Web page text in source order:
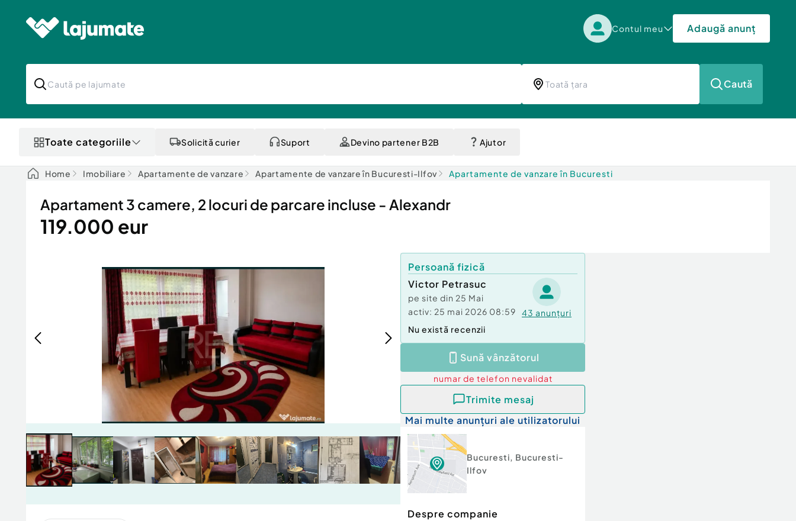
Contul meu Adaugă anunț
Caută
Toate categoriile Solicită curier Suport Devino partener B2B Ajutor
Home Imobiliare Apartamente de vanzare Apartamente de vanzare în Bucuresti-Ilfov Apartamente de vanzare în Bucuresti
Apartament 3 camere, 2 locuri de parcare incluse - Alexandr
119.000 eur
Persoană fizică
Victor Petrasuc
pe site din 25 Mai
activ: 25 mai 2026 08:59 43 anunțuri
Nu există recenzii
Sună vânzătorul
numar de telefon nevalidat
Trimite mesaj
Mai multe anunțuri ale utilizatorului
Bucuresti, Bucuresti-
Ilfov
Despre companie